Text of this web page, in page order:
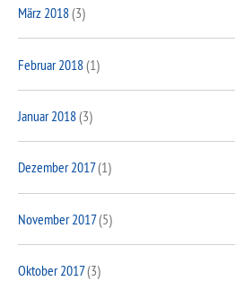
März 2018(3)
Februar 2018(1)
Januar 2018(3)
Dezember 2017(1)
November 2017(5)
Oktober 2017(3)